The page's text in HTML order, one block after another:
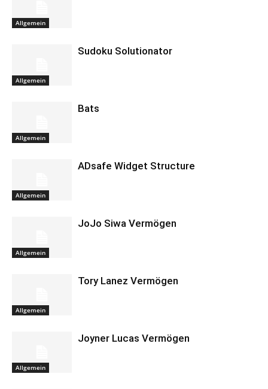
Allgemein
Allgemein
Sudoku Solutionator
Allgemein
Bats
Allgemein
ADsafe Widget Structure
Allgemein
JoJo Siwa Vermögen
Allgemein
Tory Lanez Vermögen
Allgemein
Joyner Lucas Vermögen